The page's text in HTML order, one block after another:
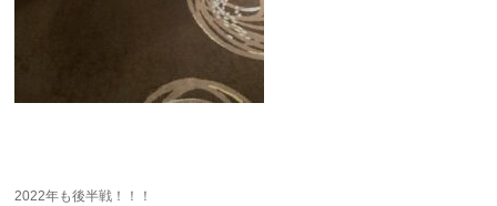
2022年も後半戦！！！